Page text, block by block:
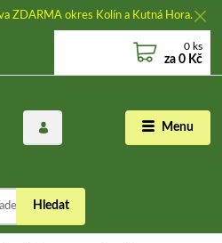
ZDARMA okres Kolín a Kutná Hora.
Menu
Hledat
0 ks
za 0 Kč